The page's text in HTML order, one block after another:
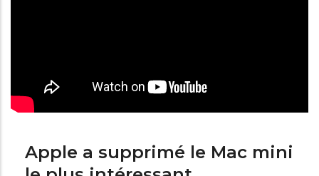
Apple a supprimé le Mac mini